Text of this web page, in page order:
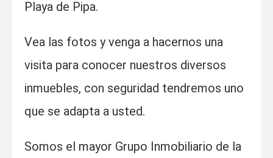
Playa de Pipa.
Vea las fotos y venga a hacernos una
visita para conocer nuestros diversos
inmuebles, con seguridad tendremos uno
que se adapta a usted.
Somos el mayor Grupo Inmobiliario de la